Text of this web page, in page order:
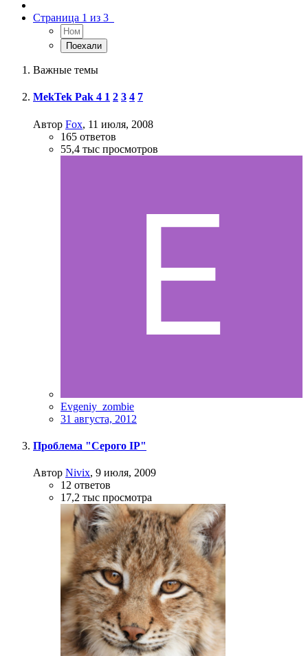
Страница 1 из 3
Важные темы
MekTek Pak 4 1 2 3 4 7
Автор Fox, 11 июля, 2008
165 ответов
55,4 тыс просмотров
Evgeniy_zombie
31 августа, 2012
Проблема "Серого IP"
Автор Nivix, 9 июля, 2009
12 ответов
17,2 тыс просмотра